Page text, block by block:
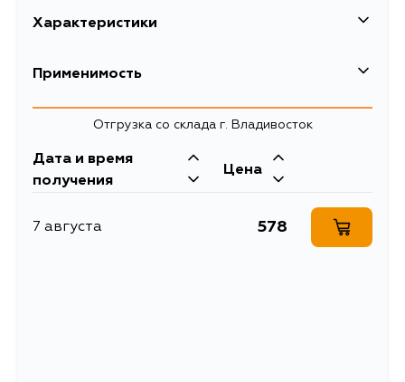
Характеристики
Описание
Решетка в бампер Ford
Применимость
Отгрузка со склада г. Владивосток
Дата и время
получения
Цена
7 августа 578